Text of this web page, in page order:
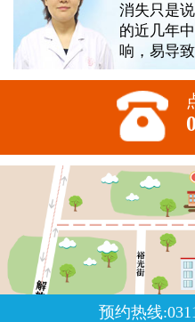
消失只是
的近几年
响，易导
预约热线